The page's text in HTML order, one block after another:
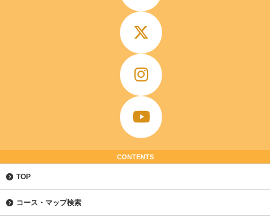
CONTENTS
TOP
コース・マップ検索